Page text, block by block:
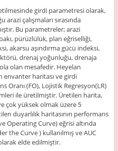
girdi parametresi olarak,
çalışmaları sırasında
Bu parametreler; arazi
pürüzlülük, plan eğriselliği,
akarsu aşındırma gücü indeksi,
drenaj yoğunluğu, drenaja
olan mesafedir. Heyelan
envanter haritası ve girdi
Oranı (FO), Lojistik Regresyon(LR)
ile üretilmiştir. Üretilen harita,
çok yüksek olmak üzere 5
duyarlılık haritasının performans
Operating Curve) eğrisi altında
the Curve ) kullanılmış ve AUC
elde edilmiştir.